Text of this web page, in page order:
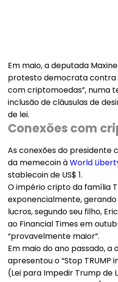
Em maio, a deputada
protesto democrata contra
com criptomoedas”, numa
inclusão de cláusulas de
de lei.
Conexões com
As conexões do presidente
da memecoin àWorld
stablecoin de US$ 1.
O império cripto da família
exponencialmente, gerando
lucros, segundo seu filho,
ao Financial Times em
“provavelmente maior”.
Em maio do ano passado, a
apresentou o “Stop TRUMP
(Lei para Impedir Trump de